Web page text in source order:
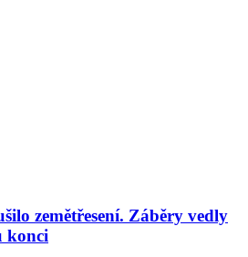
zemětřesení. Záběry vedly
konci